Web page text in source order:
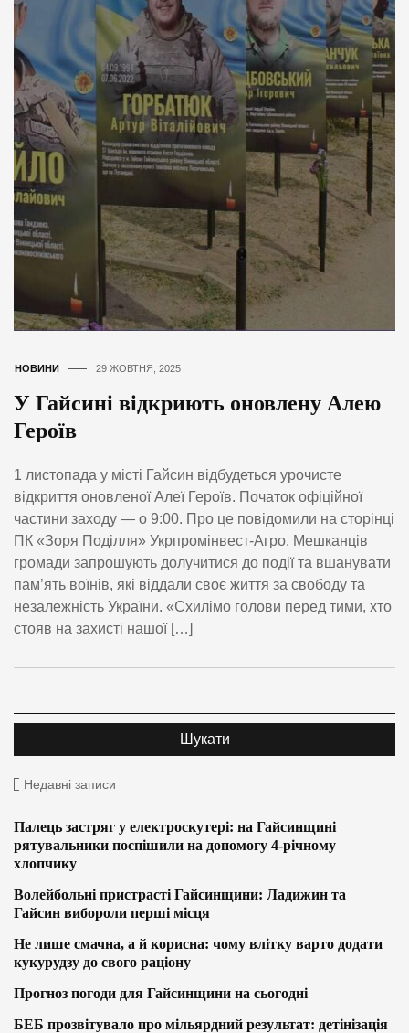
НОВИНИ 29 ЖОВТНЯ, 2025
У Гайсині відкриють оновлену Алею
Героїв
1 листопада у місті Гайсин відбудеться урочисте
відкриття оновленої Алеї Героїв. Початок офіційної
частини заходу — о 9:00. Про це повідомили на сторінці
ПК «Зоря Поділля» Укрпромінвест-Агро. Мешканців
громади запрошують долучитися до події та вшанувати
пам’ять воїнів, які віддали своє життя за свободу та
незалежність України. «Схилімо голови перед тими, хто
стояв на захисті нашої […]
Недавні записи
Палець застряг у електроскутері: на Гайсинщині
рятувальники поспішили на допомогу 4-річному
хлопчику
Волейбольні пристрасті Гайсинщини: Ладижин та
Гайсин вибороли перші місця
Не лише смачна, а й корисна: чому влітку варто додати
кукурудзу до свого раціону
Прогноз погоди для Гайсинщини на сьогодні
БЕБ прозвітувало про мільярдний результат: детінізація